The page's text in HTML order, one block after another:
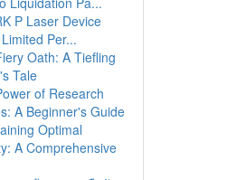
P Laser Device
Per...
Oath: A Tiefling
Tale
of Research
A Beginner's Guide
Optimal
A Comprehensive